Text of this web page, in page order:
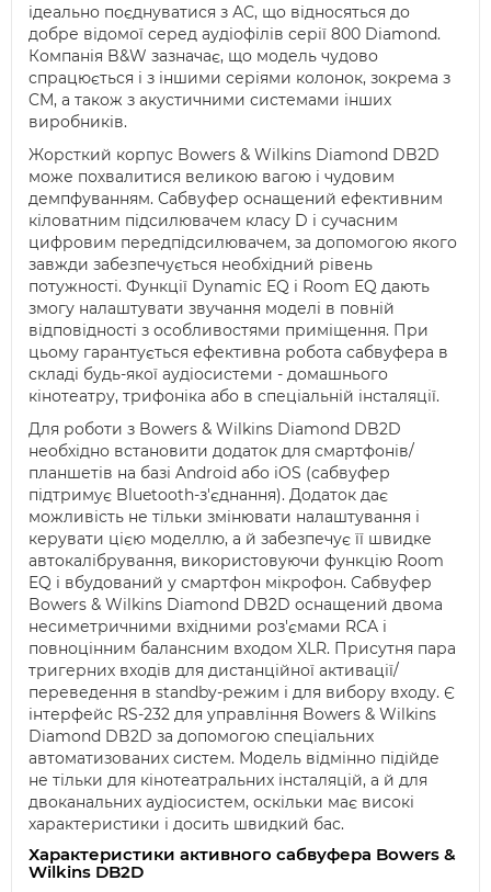
ідеально поєднуватися з АС, що відносяться до
добре відомої серед аудіофілів серії 800 Diamond.
Компанія B&W зазначає, що модель чудово
спрацюється і з іншими серіями колонок, зокрема з
CM, а також з акустичними системами інших
виробників.
Жорсткий корпус Bowers & Wilkins Diamond DB2D
може похвалитися великою вагою і чудовим
демпфуванням. Сабвуфер оснащений ефективним
кіловатним підсилювачем класу D і сучасним
цифровим передпідсилювачем, за допомогою якого
завжди забезпечується необхідний рівень
потужності. Функції Dynamic EQ і Room EQ дають
змогу налаштувати звучання моделі в повній
відповідності з особливостями приміщення. При
цьому гарантується ефективна робота сабвуфера в
складі будь-якої аудіосистеми - домашнього
кінотеатру, трифоніка або в спеціальній інсталяції.
Для роботи з Bowers & Wilkins Diamond DB2D
необхідно встановити додаток для смартфонів/
планшетів на базі Android або iOS (сабвуфер
підтримує Bluetooth-з'єднання). Додаток дає
можливість не тільки змінювати налаштування і
керувати цією моделлю, а й забезпечує її швидке
автокалібрування, використовуючи функцію Room
EQ і вбудований у смартфон мікрофон. Сабвуфер
Bowers & Wilkins Diamond DB2D оснащений двома
несиметричними вхідними роз'ємами RCA і
повноцінним балансним входом XLR. Присутня пара
тригерних входів для дистанційної активації/
переведення в standby-режим і для вибору входу. Є
інтерфейс RS-232 для управління Bowers & Wilkins
Diamond DB2D за допомогою спеціальних
автоматизованих систем. Модель відмінно підійде
не тільки для кінотеатральних інсталяцій, а й для
двоканальних аудіосистем, оскільки має високі
характеристики і досить швидкий бас.
Характеристики активного сабвуфера Bowers &
Wilkins DB2D